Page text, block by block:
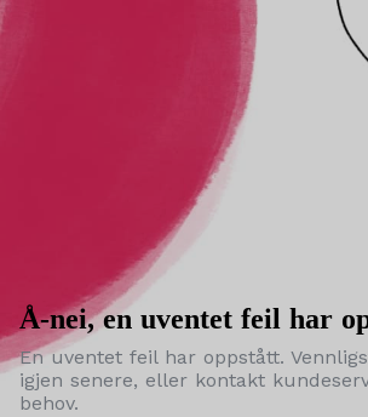
Å-nei, en uventet feil har
En uventet feil har oppstått.
igjen senere, eller kontakt
behov.